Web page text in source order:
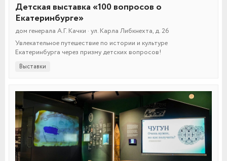
Детская выставка «100 вопросов о
Екатеринбурге»
дом генерала А.Г. Качки · ул. Карла Либкнехта, д. 26
Увлекательное путешествие по истории и культуре
Екатеринбурга через призму детских вопросов!
Выставки